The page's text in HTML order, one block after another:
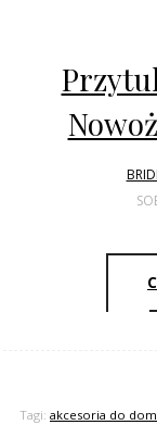
Tagi: akcesoria do